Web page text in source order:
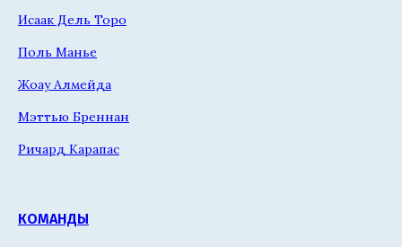
Исаак Дель Торо
Поль Манье
Жоау Алмейда
Мэттью Бреннан
Ричард Карапас
КОМАНДЫ